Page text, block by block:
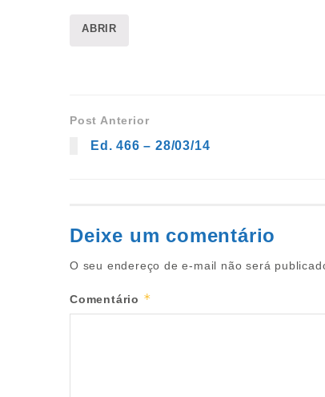
ABRIR
Post Anterior
Ed. 466 – 28/03/14
Deixe um comentário
O seu endereço de e-mail não será
Comentário *